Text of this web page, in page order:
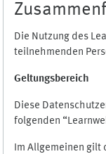
Die Nutzung des
teilnehmenden
Geltungsbereich
Diese
folgenden
Im Allgemeinen gilt